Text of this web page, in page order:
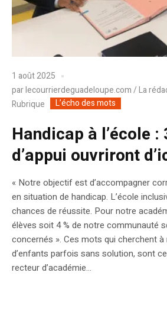
1 août 2025
parlecourrierdeguadeloupe.com / La
Rubrique
L’écho des mots
Handicap à l’école :
d’appui ouvriront
« Notre objectif est d’accompagner
en situation de handicap. L’école
chances de réussite. Pour notre
élèves soit 4 % de notre communauté
concernés ». Ces mots qui cherchent
d’enfants parfois sans solution, sont
recteur d’académie...